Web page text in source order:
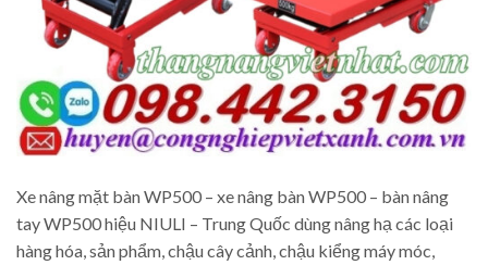
Xe nâng mặt bàn WP500 – xe nâng bàn WP500 – bàn nâng
tay WP500 hiệu NIULI – Trung Quốc dùng nâng hạ các loại
hàng hóa, sản phẩm, chậu cây cảnh, chậu kiểng máy móc,